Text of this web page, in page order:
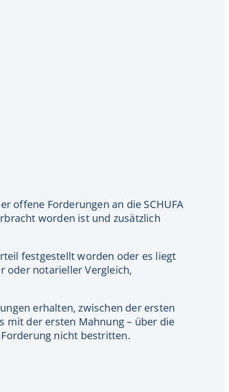
offene Forderungen an die SCHUFA
worden ist und zusätzlich
festgestellt worden oder es liegt
oder notarieller Vergleich,
erhalten, zwischen der ersten
mit der ersten Mahnung – über die
nicht bestritten.